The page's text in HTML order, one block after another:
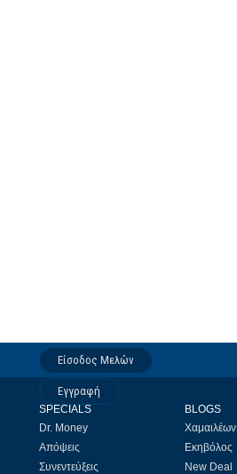
Είσοδος Μελών
Εγγραφή
SPECIALS
Dr. Money
Απόψεις
Συνεντεύξεις
BLOGS
Χαμαιλέων
Εκηβόλος
New Deal